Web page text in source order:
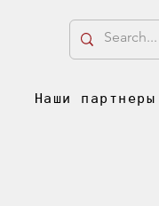
Наши партнеры